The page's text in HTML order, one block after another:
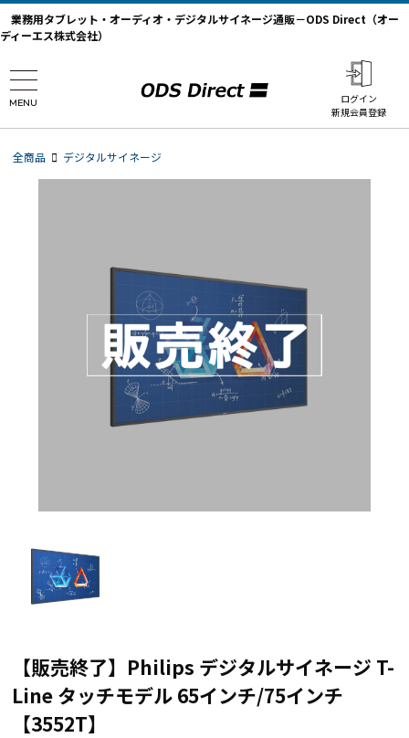
業務用タブレット・オーディオ・デジタルサイネージ通販－ODS Direct（オー
ディーエス株式会社）
MENU
ログイン
新規会員登録
全商品 デジタルサイネージ
【販売終了】Philips デジタルサイネージ T-
Line タッチモデル 65インチ/75インチ
【3552T】